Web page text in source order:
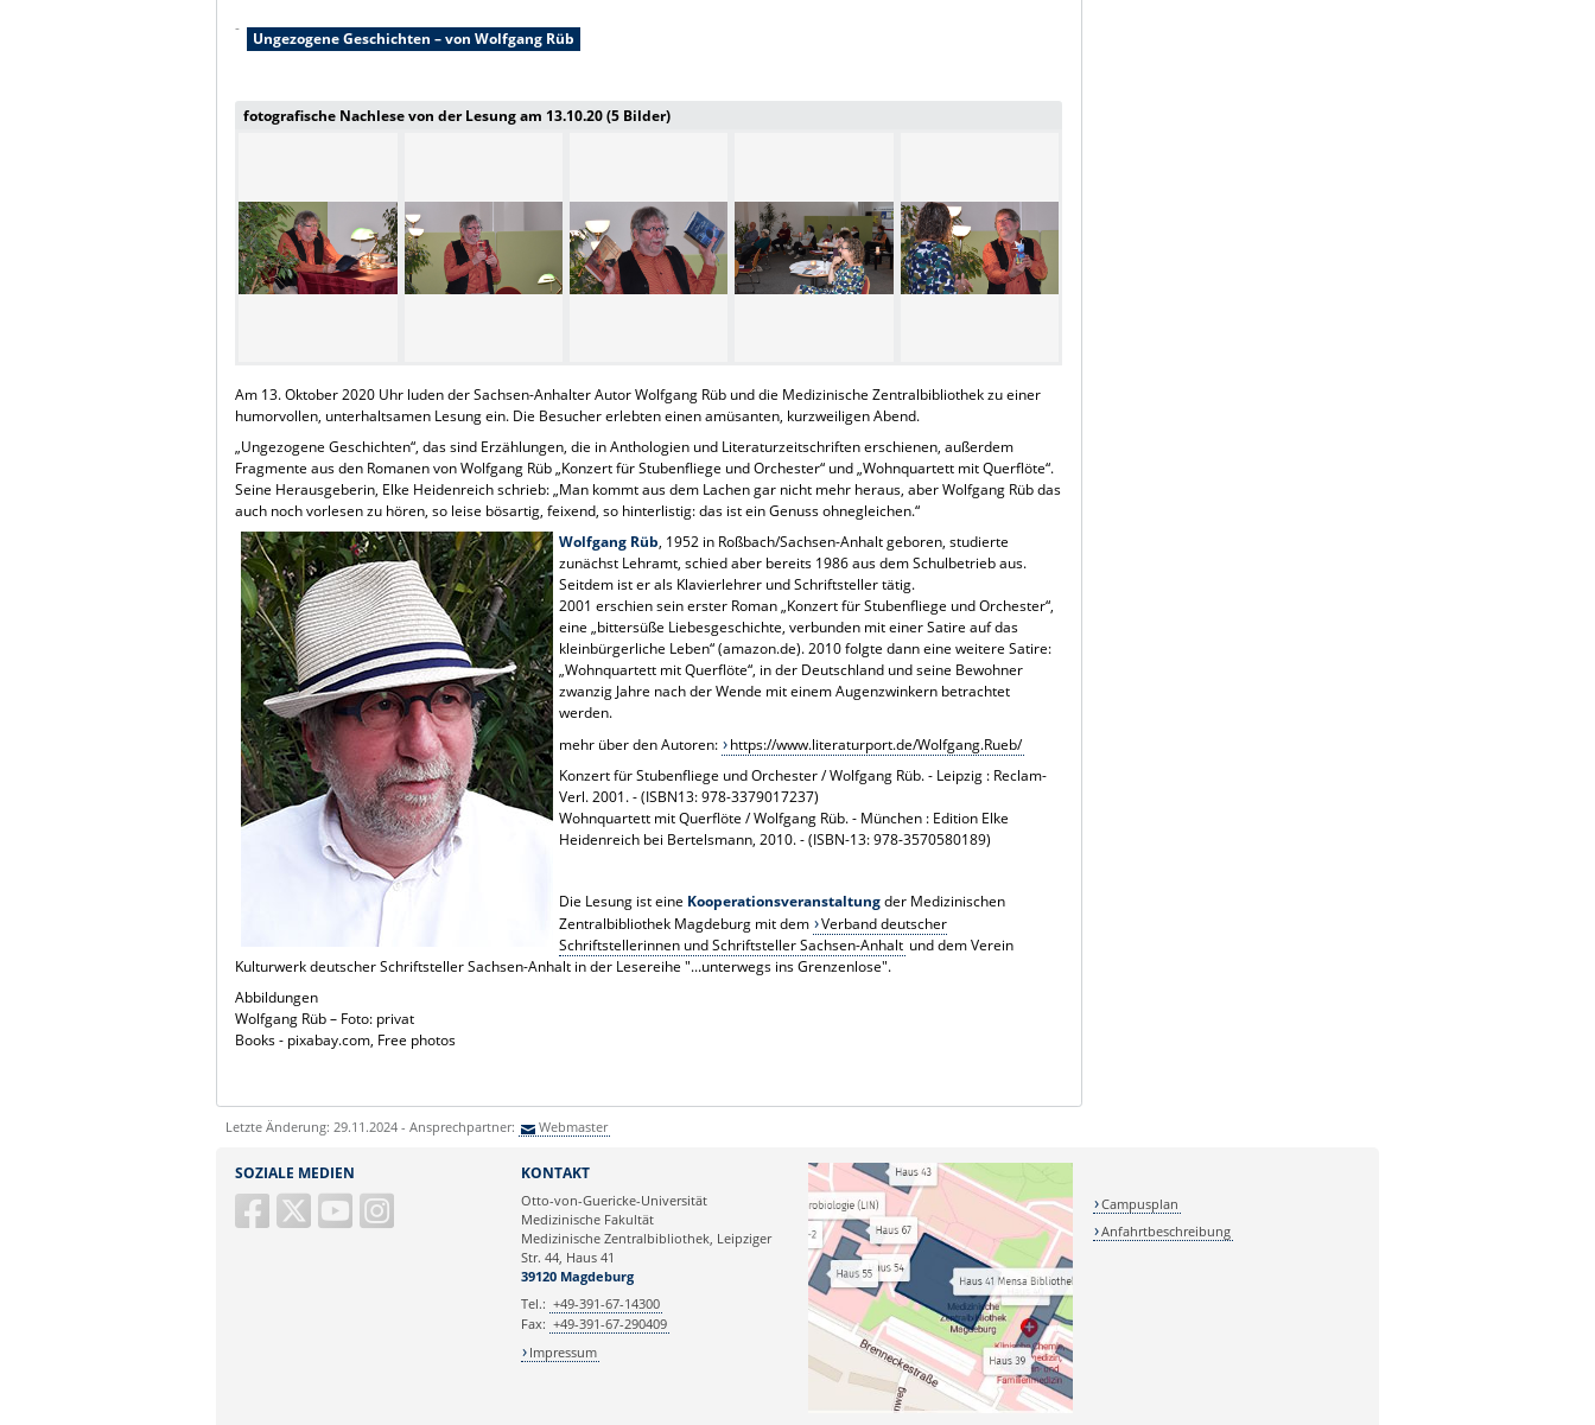
-
Ungezogene Geschichten – von Wolfgang Rüb
fotografische Nachlese von der Lesung am 13.10.20 (5 Bilder)
Am 13. Oktober 2020 Uhr luden der Sachsen-Anhalter Autor Wolfgang Rüb und die Medizinische Zentralbibliothek zu einer
humorvollen, unterhaltsamen Lesung ein. Die Besucher erlebten einen amüsanten, kurzweiligen Abend.
„Ungezogene Geschichten“, das sind Erzählungen, die in Anthologien und Literaturzeitschriften erschienen, außerdem
Fragmente aus den Romanen von Wolfgang Rüb „Konzert für Stubenfliege und Orchester“ und „Wohnquartett mit Querflöte“.
Seine Herausgeberin, Elke Heidenreich schrieb: „Man kommt aus dem Lachen gar nicht mehr heraus, aber Wolfgang Rüb das
auch noch vorlesen zu hören, so leise bösartig, feixend, so hinterlistig: das ist ein Genuss ohnegleichen.“
Wolfgang Rüb, 1952 in Roßbach/Sachsen-Anhalt geboren, studierte
zunächst Lehramt, schied aber bereits 1986 aus dem Schulbetrieb aus.
Seitdem ist er als Klavierlehrer und Schriftsteller tätig.
2001 erschien sein erster Roman „Konzert für Stubenfliege und Orchester“,
eine „bittersüße Liebesgeschichte, verbunden mit einer Satire auf das
kleinbürgerliche Leben“ (amazon.de). 2010 folgte dann eine weitere Satire:
„Wohnquartett mit Querflöte“, in der Deutschland und seine Bewohner
zwanzig Jahre nach der Wende mit einem Augenzwinkern betrachtet
werden.
mehr über den Autoren:
https://www.literaturport.de/Wolfgang.Rueb/
Konzert für Stubenfliege und Orchester / Wolfgang Rüb. - Leipzig : Reclam-
Verl. 2001. - (ISBN13: 978-3379017237)
Wohnquartett mit Querflöte / Wolfgang Rüb. - München : Edition Elke
Heidenreich bei Bertelsmann, 2010. - (ISBN-13: 978-3570580189)
Die Lesung ist eine Kooperationsveranstaltungder Medizinischen
Zentralbibliothek Magdeburg mit dem Verband deutscher
Schriftstellerinnen und Schriftsteller Sachsen-Anhalt und dem Verein
Kulturwerk deutscher Schriftsteller Sachsen-Anhalt in der Lesereihe "...unterwegs ins Grenzenlose".
Abbildungen
Wolfgang Rüb – Foto: privat
Books - pixabay.com, Free photos
Letzte Änderung: 29.11.2024 - Ansprechpartner: Webmaster
SOZIALE MEDIEN KONTAKT
Otto-von-Guericke-Universität
Medizinische Fakultät
Medizinische Zentralbibliothek, Leipziger
Str. 44, Haus 41
39120 Magdeburg
Tel.: +49-391-67-14300
Fax: +49-391-67-290409
Impressum
Campusplan
Anfahrtbeschreibung